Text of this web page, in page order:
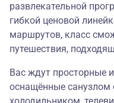
развлекательной
гибкой ценовой
маршрутов, класс
путешествия,
Вас ждут просторные
оснащённые санузлом